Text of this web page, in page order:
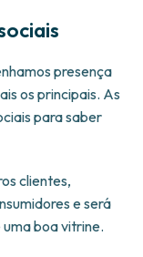
presença
os principais. As
para saber
clientes,
e será
uma boa vitrine.